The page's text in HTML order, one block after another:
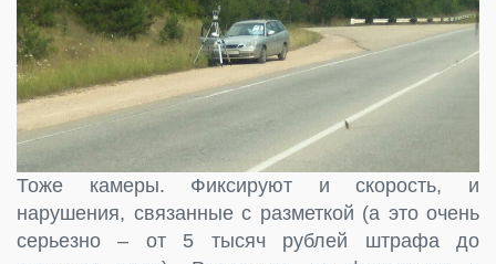
Тоже камеры. Фиксируют и скорость, и
нарушения, связанные с разметкой (а это очень
серьезно – от 5 тысяч рублей штрафа до